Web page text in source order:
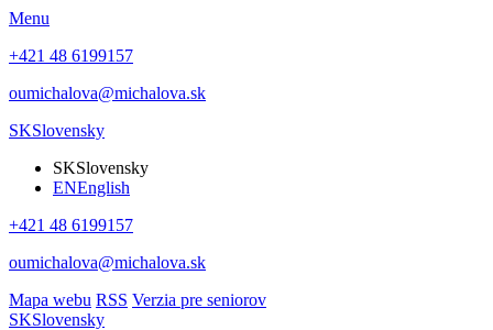
Menu
+421 48 6199157
oumichalova@michalova.sk
SKSlovensky
SKSlovensky
ENEnglish
+421 48 6199157
oumichalova@michalova.sk
Mapa webu RSS Verzia pre seniorov
SKSlovensky